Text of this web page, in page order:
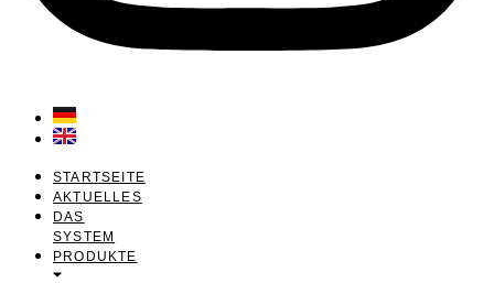
STARTSEITE
AKTUELLES
DAS
SYSTEM
PRODUKTE